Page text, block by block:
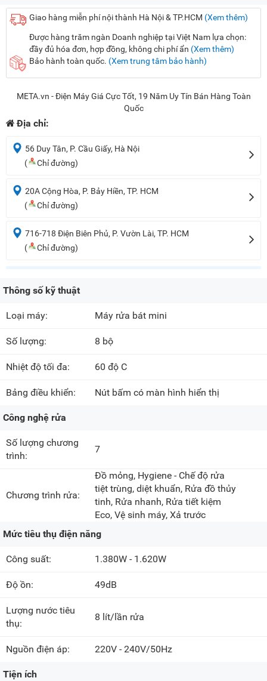
Giao hàng miễn phí nội thành Hà Nội & TP.HCM (Xem thêm)
Được hàng trăm ngàn Doanh nghiệp tại Việt Nam lựa chọn:
đầy đủ hóa đơn, hợp đồng, không chi phí ẩn (Xem thêm)
Bảo hành toàn quốc. (Xem trung tâm bảo hành)
META.vn - Điện Máy Giá Cực Tốt, 19 Năm Uy Tín Bán Hàng Toàn
Quốc
Địa chỉ:
56 Duy Tân, P. Cầu Giấy, Hà Nội
(
Chỉ đường)
20A Cộng Hòa, P. Bảy Hiền, TP. HCM
(
Chỉ đường)
716-718 Điện Biên Phủ, P. Vườn Lài, TP. HCM
(
Chỉ đường)
Thông số kỹ thuật
Loại máy: Máy rửa bát mini
Số lượng: 8 bộ
Nhiệt độ tối đa: 60 độ C
Bảng điều khiển: Nút bấm có màn hình hiển thị
Công nghệ rửa
Số lượng chương
trình:
7
Chương trình rửa:
Đồ mỏng, Hygiene - Chế độ rửa
tiệt trùng, diệt khuẩn, Rửa đồ thủy
tinh, Rửa nhanh, Rửa tiết kiệm
Eco, Vệ sinh máy, Xả trước
Mức tiêu thụ điện năng
Công suất: 1.380W - 1.620W
Độ ồn: 49dB
Lượng nước tiêu
thụ:
8 lít/lần rửa
Nguồn điện áp: 220V - 240V/50Hz
Tiện ích